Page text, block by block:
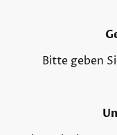
Bitte geben